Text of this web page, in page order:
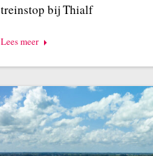
treinstop bij Thialf
Lees meer